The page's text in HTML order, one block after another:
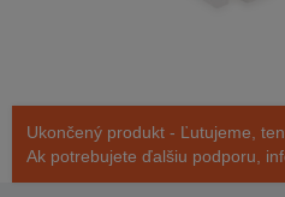
Ukončený produkt - Ľutujeme,
Ak potrebujete ďalšiu podporu,